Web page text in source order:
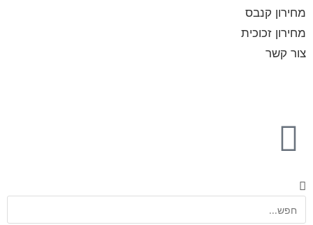
מחירון קנבס
מחירון זכוכית
צור קשר